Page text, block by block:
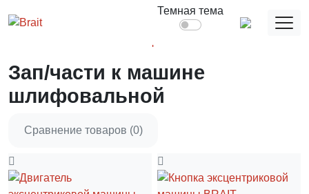
Темная тема
Запасные части и расходники
Зап/части к электроинструменту
Зап/части к машине
шлифовальной
Сравнение товаров (0)